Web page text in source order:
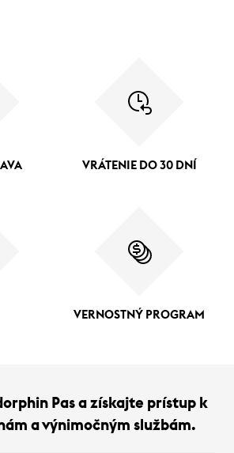
VRÁTENIE DO 30 DNÍ
VERNOSTNÝ PROGRAM
Pas a získajte prístup k
a výnimočným službám.